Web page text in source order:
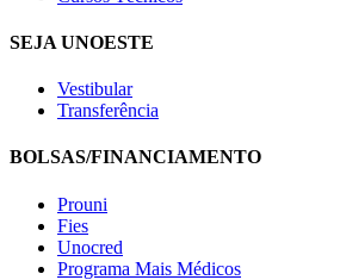
SEJA UNOESTE
Vestibular
Transferência
BOLSAS/FINANCIAMENTO
Prouni
Fies
Unocred
Programa Mais Médicos